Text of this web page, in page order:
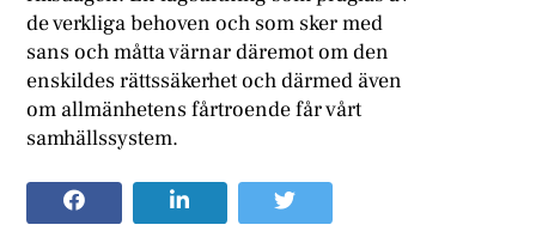
de verkliga behoven och som sker med
sans och måtta värnar däremot om den
enskildes rättssäkerhet och därmed även
om allmänhetens fårtroende får vårt
samhällssystem.